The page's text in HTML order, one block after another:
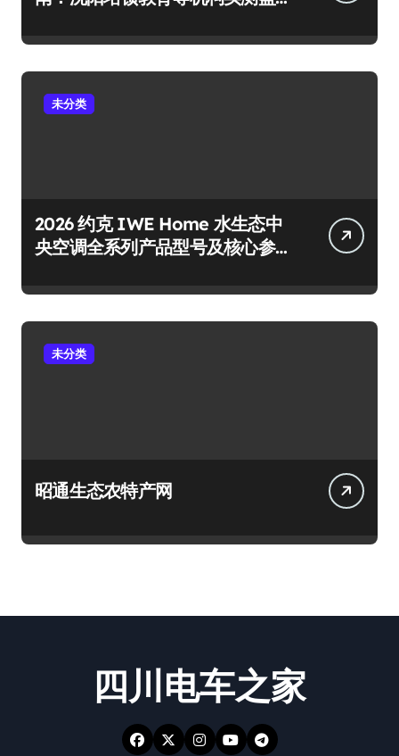
未分类
2026 约克 IWE Home 水生态中
央空调全系列产品型号及核心参
未分类
昭通生态农特产网
四川电车之家